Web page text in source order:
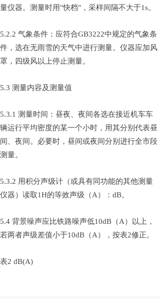
量仪器。测量时用"快档"，采样间隔不大于1s。
5.2.2 气象条件：应符合GB3222中规定的气象条
件，选在无雨雪的天气中进行测量。仪器应加风
罩，四级风以上停止测量。
5.3 测量内容及测量值
5.3.1 测量时间：昼夜、夜间各选在接近机车车
辆运行平均密度的某一个小时，用其分别代表昼
间、夜间。必要时，昼间或夜间分别进行全市段
测量。
5.3.2 用积分声级计（或具有同功能的其他测量
仪器）读取1H的等效声级（A）：dB。
5.4 背景噪声应比铁路噪声低10dB（A）以上，
若两者声级差值小于10dB（A），按表2修正。
表2 dB(A)